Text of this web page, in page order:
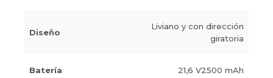
Diseño
Liviano y con dirección
giratoria
Batería 21,6 V2500 mAh